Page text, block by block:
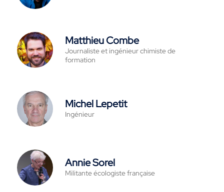
Matthieu Combe
Journaliste et ingénieur chimiste de
formation
Michel Lepetit
Ingénieur
Annie Sorel
Militante écologiste française